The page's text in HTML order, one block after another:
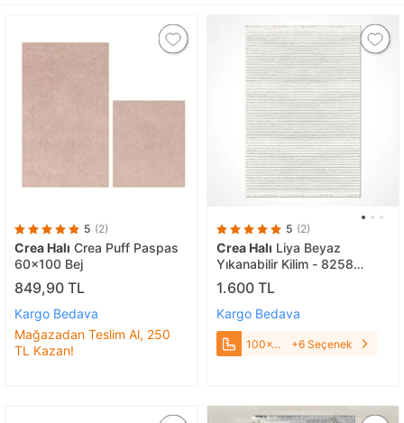
5 (2)
Crea Halı Crea Puff Paspas
60x100 Bej
849,90 TL
Kargo Bedava
Mağazadan Teslim Al, 250
TL Kazan!
5 (2)
Crea Halı Liya Beyaz
Yıkanabilir Kilim - 8258
100x200 cm
1.600 TL
Kargo Bedava
100x200+6 Seçenek